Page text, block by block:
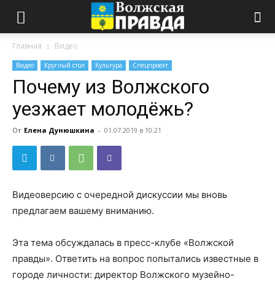
Главная Видео
Видео Круглый стол Культура Спецпроект
Почему из Волжского
уезжает молодёжь?
От Елена Дунюшкина - 01.07.2019 в 10:21
Видеоверсию с очередной дискуссии мы вновь
предлагаем вашему вниманию.
Эта тема обсуждалась в пресс-клубе «Волжской
правды». Ответить на вопрос попытались известные в
городе личности: директор Волжского музейно-